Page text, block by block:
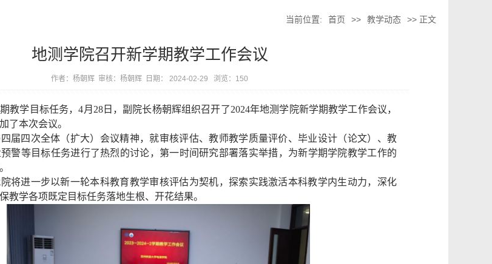
当前位置: 首页 >> 教学动态 >> 正文
地测学院召开新学期教学工作会议
作者：杨朝辉 审核：杨朝辉 日期： 2024-02-29 浏览： 150
教学目标任务，4月 28日，副院长杨朝辉组织召开了2024年地测学院新学期教学工作会议，
了本次会议。
届四次全体（扩大）会议精神，就审核评估、教师教学质量评价、毕业设计（论文）、教
警等目标任务进行了热烈的讨论，第一时间研究部署落实举措，为新学期学院教学工作的
将进一步以新一轮本科教育教学审核评估为契机，探索实践激活本科教学内生动力，深化
教学各项既定目标任务落地生根、开花结果。